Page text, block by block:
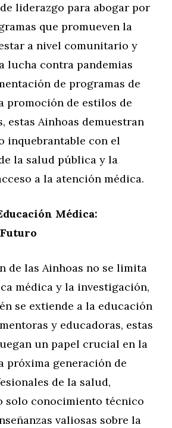
liderazgo para abogar por
que promueven la
a nivel comunitario y
lucha contra pandemias
de programas de
promoción de estilos de
estas Ainhoas demuestran
inquebrantable con el
la salud pública y la
a la atención médica.
Médica:
de las Ainhoas no se limita
médica y la investigación,
se extiende a la educación
y educadoras, estas
un papel crucial en la
próxima generación de
de la salud,
solo conocimiento técnico
valiosas sobre la